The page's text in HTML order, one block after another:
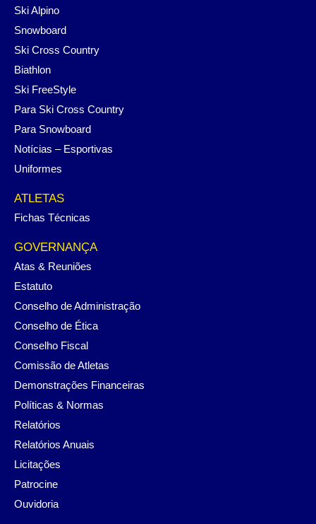
Ski Alpino
Snowboard
Ski Cross Country
Biathlon
Ski FreeStyle
Para Ski Cross Country
Para Snowboard
Notícias – Esportivas
Uniformes
ATLETAS
Fichas Técnicas
GOVERNANÇA
Atas & Reuniões
Estatuto
Conselho de Administração
Conselho de Ética
Conselho Fiscal
Comissão de Atletas
Demonstrações Financeiras
Políticas & Normas
Relatórios
Relatórios Anuais
Licitações
Patrocine
Ouvidoria